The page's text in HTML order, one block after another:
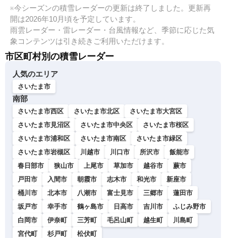
※今シーズンの積雪レーダーの更新は終了しました。更新再
開は2026年10月頃を予定しています。
雨雲レーダー・雷レーダー・台風情報など、季節に応じた気
象コンテンツは引き続きご利用いただけます。
市区町村別の積雪レーダー
人気のエリア
さいたま市
南部
さいたま市西区 さいたま市北区
さいたま市大宮区
さいたま市見沼区
さいたま市中央区
さいたま市桜区
さいたま市浦和区
さいたま市南区
さいたま市緑区
さいたま市岩槻区
川越市 川口市 所沢市
飯能市
春日部市
狭山市 上尾市 草加市 越谷市
蕨市
戸田市
入間市 朝霞市 志木市 和光市
新座市
桶川市
北本市 八潮市 富士見市 三郷市
蓮田市
坂戸市
幸手市 鶴ヶ島市 日高市 吉川市
ふじみ野市
白岡市
伊奈町 三芳町 毛呂山町 越生町
川島町
宮代町
杉戸町 松伏町